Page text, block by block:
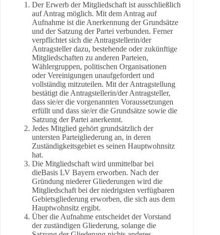
Der Erwerb der Mitgliedschaft ist ausschließlich
auf Antrag möglich. Mit dem Antrag auf
Aufnahme ist die Anerkennung der Grundsätze
und der Satzung der Partei verbunden. Ferner
verpflichtet sich die Antragstellerin/der
Antragsteller dazu, bestehende oder zukünftige
Mitgliedschaften zu anderen Parteien,
Wählergruppen, politischen Organisationen
oder Vereinigungen unaufgefordert und
vollständig mitzuteilen. Mit der Antragstellung
bestätigt die Antragstellerin/der Antragsteller,
dass sie/er die vorgenannten Voraussetzungen
erfüllt und dass sie/er die Grundsätze sowie die
Satzung der Partei anerkennt.
Jedes Mitglied gehört grundsätzlich der
untersten Parteigliederung an, in deren
Zuständigkeitsgebiet es seinen Hauptwohnsitz
hat.
Die Mitgliedschaft wird unmittelbar bei
dieBasis LV Bayern erworben. Nach der
Gründung niederer Gliederungen wird die
Mitgliedschaft bei der niedrigsten verfügbaren
Gebietsgliederung erworben, die sich aus dem
Hauptwohnsitz ergibt.
Über die Aufnahme entscheidet der Vorstand
der zuständigen Gliederung, solange die